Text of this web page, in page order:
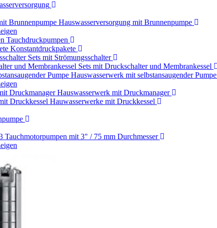
Hauswasserversorgung mit Brunnenpumpe
Tauchdruckpumpen
Konstantdruckpakete
Sets mit Strömungsschalter
Sets mit Druckschalter und Membrankessel
Hauswasserwerk mit selbstansaugender Pumpe
Hauswasserwerk mit Druckmanager
Hauwasserwerke mit Druckkessel
Tauchmotorpumpen mit 3" / 75 mm Durchmesser